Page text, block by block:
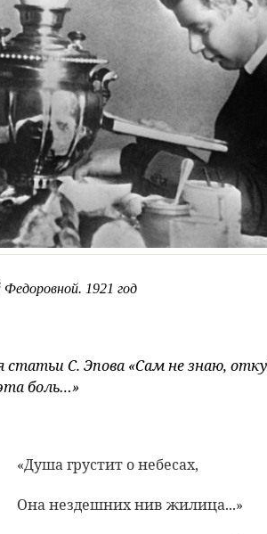
1921 год
статьи С. Эпова «Сам не знаю,
боль…»
«Душа грустит о небесах,
Она нездешних нив жилица...»